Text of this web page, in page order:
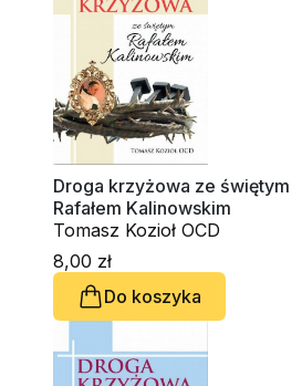
Droga krzyżowa ze świętym
Rafałem Kalinowskim
Tomasz Kozioł OCD
8,00 zł
Do koszyka